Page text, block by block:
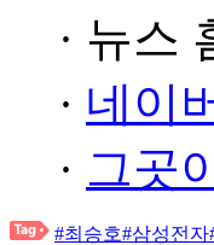
· 뉴스
· 네이
· 그곳
#최승호#삼성전자